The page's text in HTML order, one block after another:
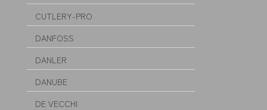
CUTLERY-PRO
DANFOSS
DANLER
DANUBE
DE VECCHI